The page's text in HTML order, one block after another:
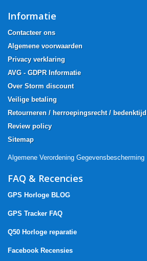
Informatie
Contacteer ons
Algemene voorwaarden
Privacy verklaring
AVG - GDPR Informatie
Over Storm discount
Veilige betaling
Retourneren / herroepingsrecht / bedenktijd
Review policy
Sitemap
Algemene Verordening Gegevensbescherming
FAQ & Recencies
GPS Horloge BLOG
GPS Tracker FAQ
Q50 Horloge reparatie
Facebook Recensies